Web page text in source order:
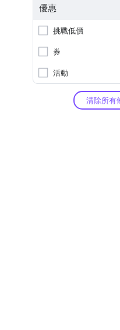
優惠
挑戰低價
券
活動
清除所有